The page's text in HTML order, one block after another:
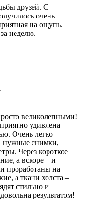
друзей. С
очень
на ощупь.
неделю.
великолепными!
удивлена
Очень легко
нужные снимки,
Через короткое
а вскоре – и
проработаны на
а ткани холста –
стильно и
результатом!